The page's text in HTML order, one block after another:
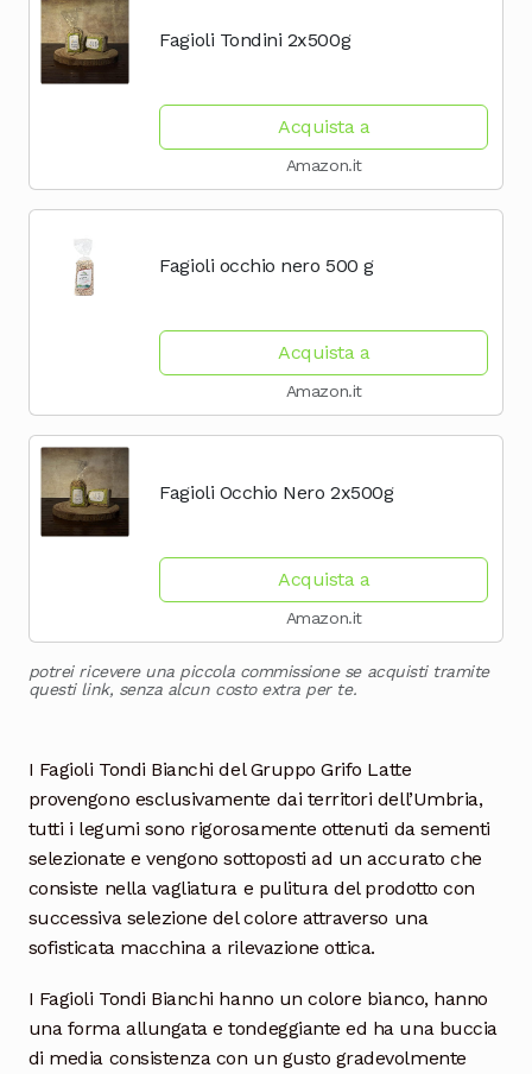
Fagioli Tondini 2x500g
Acquista a
Amazon.it
Fagioli occhio nero 500 g
Acquista a
Amazon.it
Fagioli Occhio Nero 2x500g
Acquista a
Amazon.it
potrei ricevere una piccola commissione se acquisti tramite
questi link, senza alcun costo extra per te.
I Fagioli Tondi Bianchi del Gruppo Grifo Latte
provengono esclusivamente dai territori dell’Umbria,
tutti i legumi sono rigorosamente ottenuti da sementi
selezionate e vengono sottoposti ad un accurato che
consiste nella vagliatura e pulitura del prodotto con
successiva selezione del colore attraverso una
sofisticata macchina a rilevazione ottica.
I Fagioli Tondi Bianchi hanno un colore bianco, hanno
una forma allungata e tondeggiante ed ha una buccia
di media consistenza con un gusto gradevolmente